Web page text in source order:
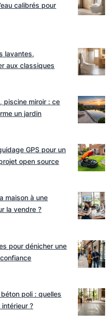
calibrés pour
lavantes,
aux classiques
piscine miroir : ce
un jardin
GPS pour un
open source
maison à une
la vendre ?
pour dénicher une
poli : quelles
?